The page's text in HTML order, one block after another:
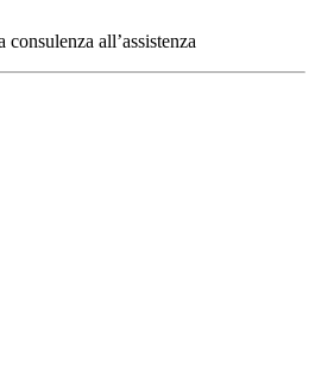
all’assistenza